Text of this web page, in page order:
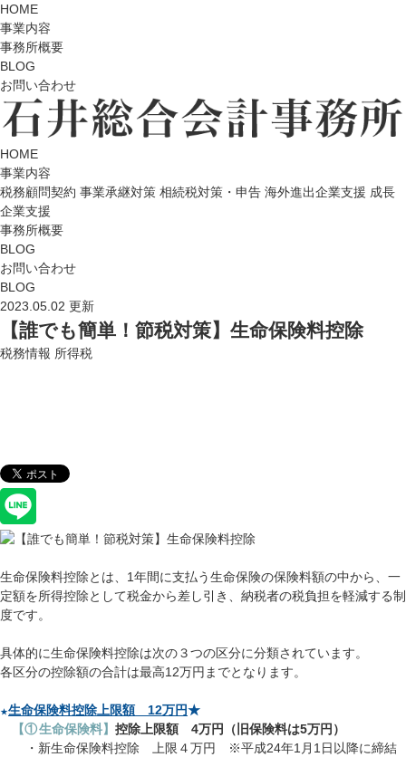
HOME
事業内容
事務所概要
BLOG
お問い合わせ
HOME
事業内容
税務顧問契約 事業承継対策 相続税対策・申告 海外進出企業支援 成長
企業支援
事務所概要
BLOG
お問い合わせ
BLOG
2023.05.02 更新
【誰でも簡単！節税対策】生命保険料控除
税務情報 所得税
生命保険料控除とは、 1年間に支払う生命保険の保険料額の中から、一
定額を所得控除として税金から差し引き、納税者の税負担を軽減する制
度です。
具体的に生命保険料控除は次の３つの区分に分類されています。
各区分の控除額の合計は最高12万円までとなります。
★生命保険料控除上限額 12万円★
【①生命保険料】控除上限額4万円（旧保険料は5万円）
・新生命保険料控除 上限４万円 ※平成24年1月 1日以降に締結